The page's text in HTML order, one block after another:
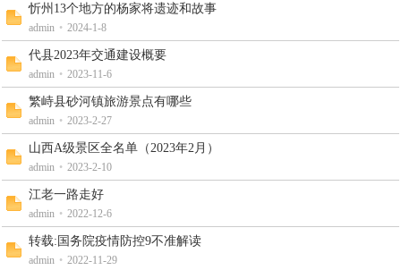
站
忻州13个地方的杨家将遗迹和故事
admin • 2024-1-8
代县2023年交通建设概要
admin • 2023-11-6
繁峙县砂河镇旅游景点有哪些
admin • 2023-2-27
山西A级景区全名单（2023年2月）
admin • 2023-2-10
江老一路走好
admin • 2022-12-6
转载:国务院疫情防控9不准解读
admin • 2022-11-29